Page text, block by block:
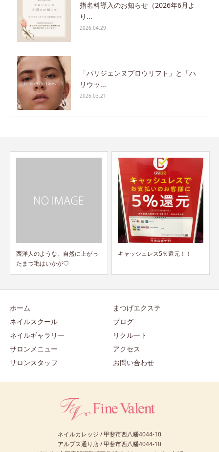
指名料導入のお知らせ（2026年6月よ
り...
2026.04.29
「パリジェンヌブロウリフト」と「ハ
リウッ...
2026.03.21
キャッシュレス5％還元！！ ネイリスト検定全員合格！
ホーム
ネイルスクール
ネイルギャラリー
サロンメニュー
サロンスタッフ
まつげエクステ
ブログ
リクルート
アクセス
お問い合わせ
ネイルカレッジ / 甲斐市西八幡4044-10
アルプス通り店 / 甲斐市西八幡4044-10